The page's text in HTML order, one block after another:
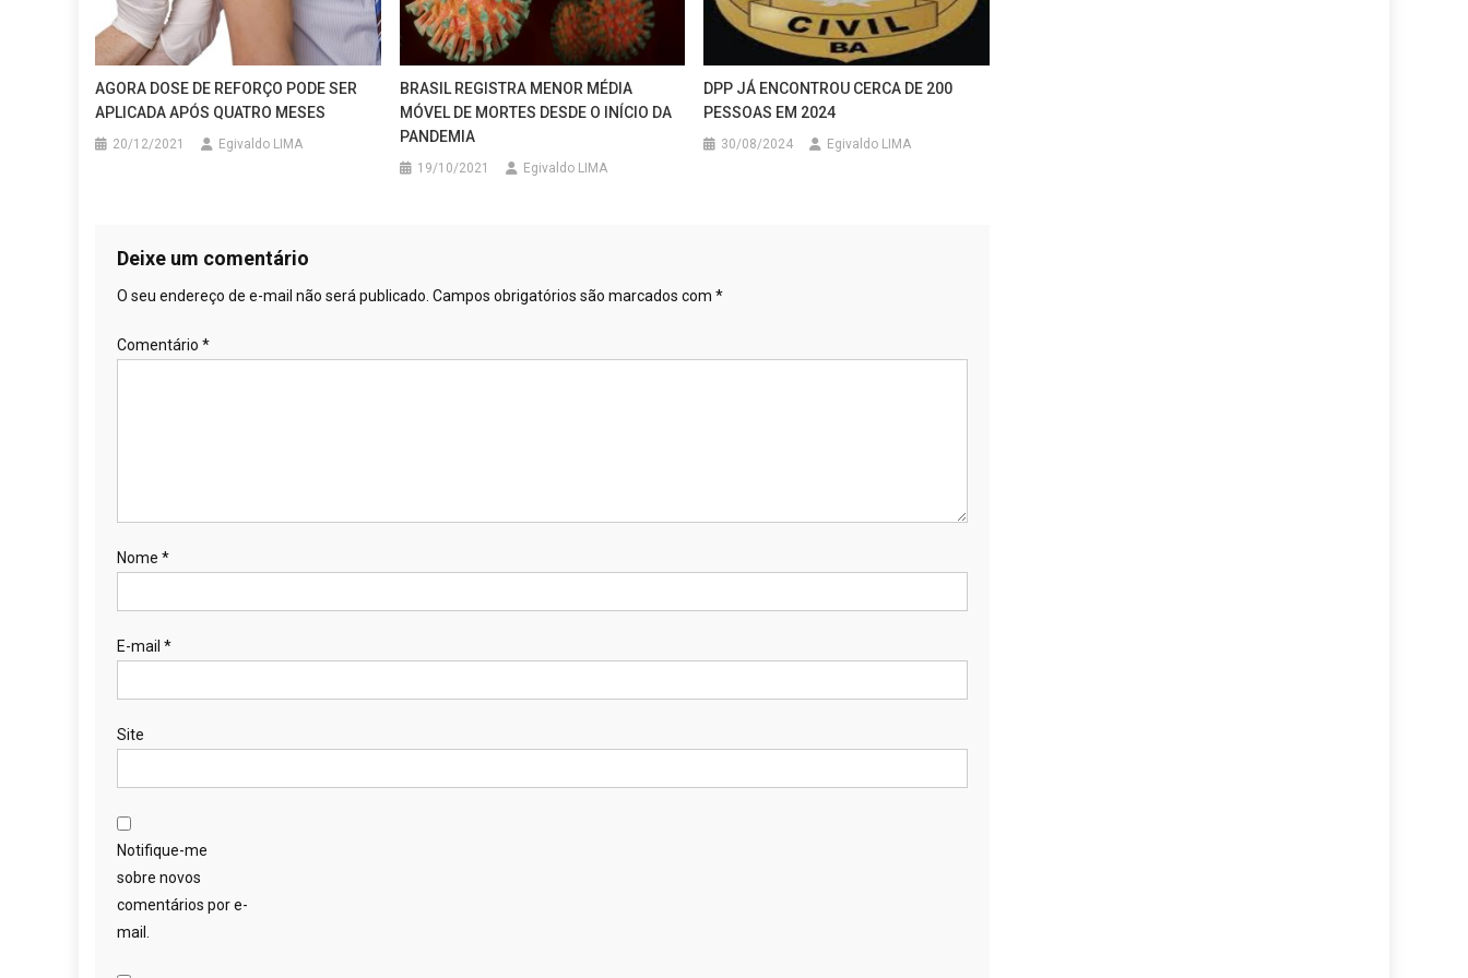
AGORA DOSE DE REFORÇO PODE SER
APLICADA APÓS QUATRO MESES
20/12/2021 Egivaldo LIMA
BRASIL REGISTRA MENOR MÉDIA
MÓVEL DE MORTES DESDE O INÍCIO DA
PANDEMIA
19/10/2021 Egivaldo LIMA
DPP JÁ ENCONTROU CERCA DE 200
PESSOAS EM 2024
30/08/2024 Egivaldo LIMA
Deixe um comentário
O seu endereço de e-mail não será publicado. Campos obrigatórios são marcados com *
Comentário *
Nome *
E-mail *
Site
Notifique-me
sobre novos
comentários por e-
mail.